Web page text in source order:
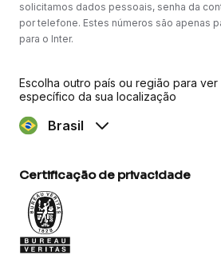
solicitamos dados pessoais, senha da
por telefone. Estes números são apenas
para o Inter.
Escolha outro país ou região para
específico da sua localização
Brasil
Certificação de privacidade